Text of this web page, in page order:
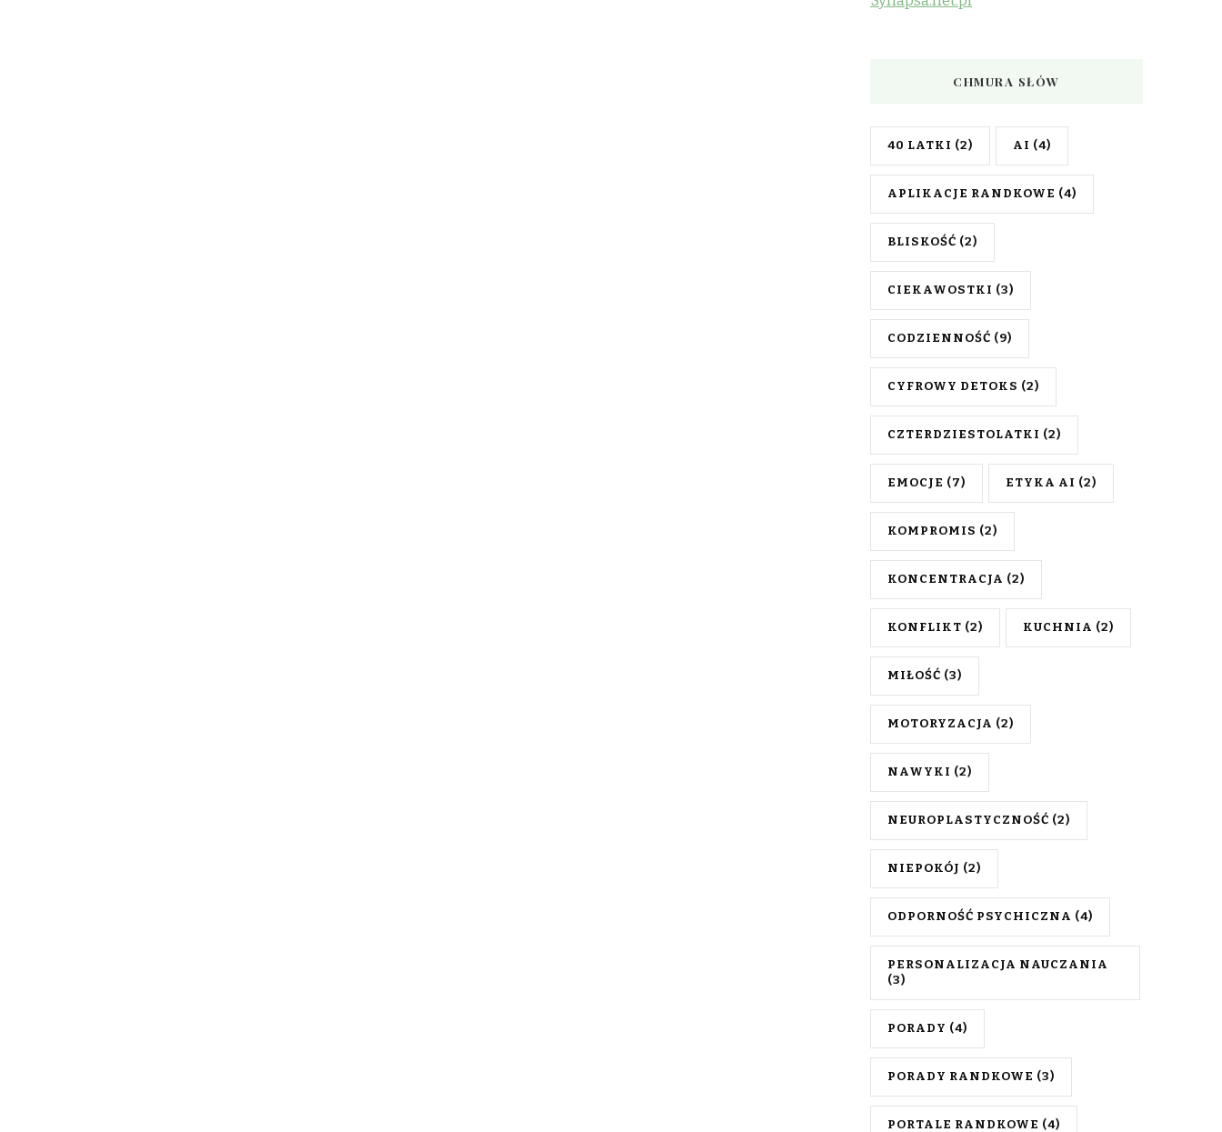
CHMURA SŁÓW
40 LATKI (2) AI (4)
APLIKACJE RANDKOWE (4)
BLISKOŚĆ (2)
CIEKAWOSTKI (3)
CODZIENNOŚĆ (9)
CYFROWY DETOKS (2)
CZTERDZIESTOLATKI (2)
EMOCJE (7) ETYKA AI (2)
KOMPROMIS (2)
KONCENTRACJA (2)
KONFLIKT (2) KUCHNIA (2)
MIŁOŚĆ (3)
MOTORYZACJA (2)
NAWYKI (2)
NEUROPLASTYCZNOŚĆ (2)
NIEPOKÓJ (2)
ODPORNOŚĆ PSYCHICZNA (4)
PERSONALIZACJA NAUCZANIA
(3)
PORADY (4)
PORADY RANDKOWE (3)
PORTALE RANDKOWE (4)